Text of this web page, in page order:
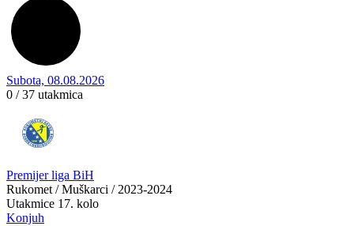
Subota, 08.08.2026
0 / 37 utakmica
Premijer liga BiH
Rukomet / Muškarci / 2023-2024
Utakmice 17. kolo
Konjuh